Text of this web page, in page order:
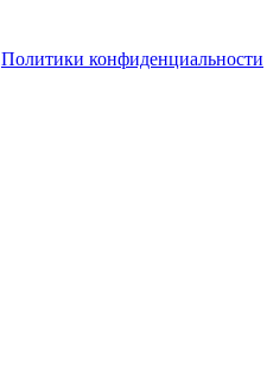
Политики конфиденциальности